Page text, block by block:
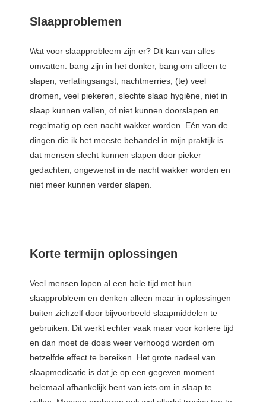
Slaapproblemen
Wat voor slaapprobleem zijn er? Dit kan van alles
omvatten: bang zijn in het donker, bang om alleen te
slapen, verlatingsangst, nachtmerries, (te) veel
dromen, veel piekeren, slechte slaap hygiëne, niet in
slaap kunnen vallen, of niet kunnen doorslapen en
regelmatig op een nacht wakker worden. Eén van de
dingen die ik het meeste behandel in mijn praktijk is
dat mensen slecht kunnen slapen door pieker
gedachten, ongewenst in de nacht wakker worden en
niet meer kunnen verder slapen.
Korte termijn oplossingen
Veel mensen lopen al een hele tijd met hun
slaapprobleem en denken alleen maar in oplossingen
buiten zichzelf door bijvoorbeeld slaapmiddelen te
gebruiken. Dit werkt echter vaak maar voor kortere tijd
en dan moet de dosis weer verhoogd worden om
hetzelfde effect te bereiken. Het grote nadeel van
slaapmedicatie is dat je op een gegeven moment
helemaal afhankelijk bent van iets om in slaap te
website-